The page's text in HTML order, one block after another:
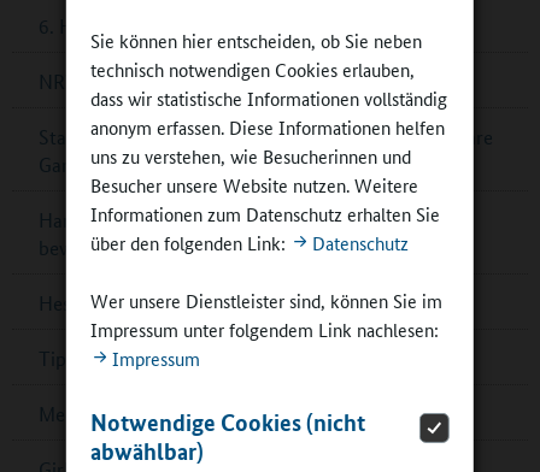
Sie können hier entscheiden, ob Sie neben
technisch notwendigen Cookies erlauben,
dass wir statistische Informationen vollständig
anonym erfassen. Diese Informationen helfen
uns zu verstehen, wie Besucherinnen und
Besucher unsere Website nutzen. Weitere
Informationen zum Datenschutz erhalten Sie
über den folgenden Link:
Datenschutz
Wer unsere Dienstleister sind, können Sie im
Impressum unter folgendem Link nachlesen:
Impressum
Notwendige Cookies (nicht
abwählbar)
6. Hessischer Schülerschreibwettbewerb
NRW-Preis Kulturelle Bildung
Stadt Monheim: die „Hauptstadt für Kinder“ baut ihre
Ganztagsschulen aus
Handwerkswettbewerb für Schulteams – jetzt
bewerben!
Hessen: Förderung für Zirkusprojekte
Tipps: Filmbildung in der Ganztagsschule
Mecklenburg-Vorpommern: „Theater in Sicht“